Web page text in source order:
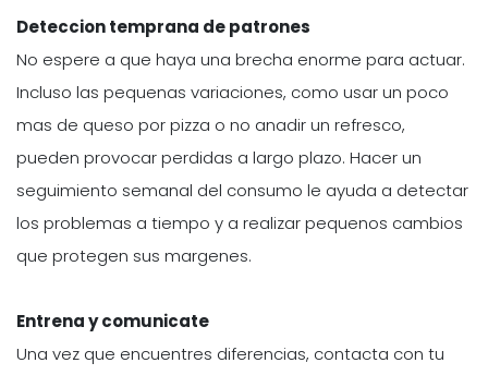
Deteccion temprana de patrones
No espere a que haya una brecha enorme para actuar.
Incluso las pequenas variaciones, como usar un poco
mas de queso por pizza o no anadir un refresco,
pueden provocar perdidas a largo plazo. Hacer un
seguimiento semanal del consumo le ayuda a detectar
los problemas a tiempo y a realizar pequenos cambios
que protegen sus margenes.
Entrena y comunicate
Una vez que encuentres diferencias, contacta con tu